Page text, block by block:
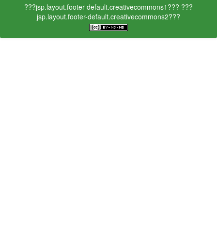
???jsp.layout.footer-default.creativecommons1??? ???
jsp.layout.footer-default.creativecommons2???